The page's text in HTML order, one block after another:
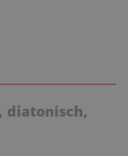
diatonisch,